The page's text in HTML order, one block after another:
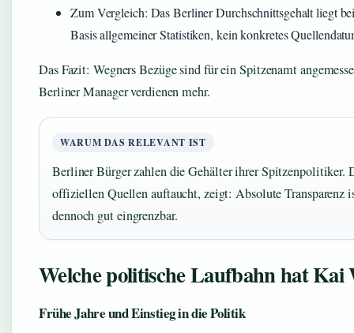
Zum Vergleich: Das Berliner Durchschnittsgehalt liegt
Basis allgemeiner Statistiken, kein konkretes
Das Fazit: Wegners Bezüge sind für ein Spitzenamt
Berliner Manager verdienen mehr.
WARUM DAS RELEVANT IST
Berliner Bürger zahlen die Gehälter ihrer Spitzenpolitiker.
offiziellen Quellen auftaucht, zeigt: Absolute Transparenz
dennoch gut eingrenzbar.
Welche politische Laufbahn hat Kai
Frühe Jahre und Einstieg in die Politik